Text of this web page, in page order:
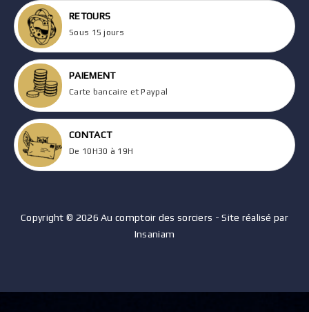
RETOURS
Sous 15 jours
PAIEMENT
Carte bancaire et Paypal
CONTACT
De 10H30 à 19H
Copyright © 2026 Au comptoir des sorciers - Site réalisé par
Insaniam